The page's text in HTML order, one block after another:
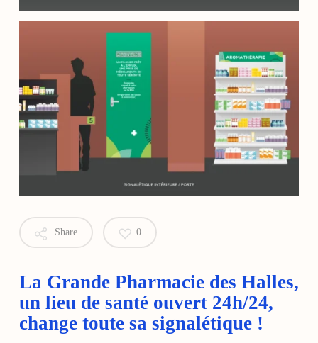
Share 0
La Grande Pharmacie des Halles,
un lieu de santé ouvert 24h/24,
change toute sa signalétique !